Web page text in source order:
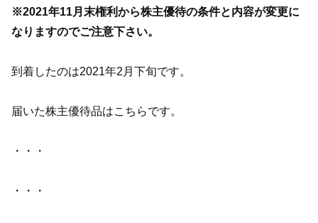
※2021年11月末権利から株主優待の条件と内容が変更に
なりますのでご注意下さい。
到着したのは2021年2月下旬です。
届いた株主優待品はこちらです。
・・・
・・・